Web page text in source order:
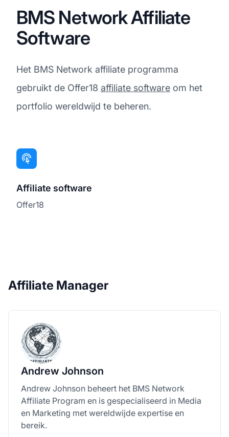
BMS Network Affiliate
Software
Het BMS Network affiliate programma
gebruikt de Offer18 affiliate software om het
portfolio wereldwijd te beheren.
Affiliate software
Offer18
Affiliate Manager
Andrew Johnson
Andrew Johnson beheert het BMS Network
Affiliate Program en is gespecialiseerd in Media
en Marketing met wereldwijde expertise en
bereik.